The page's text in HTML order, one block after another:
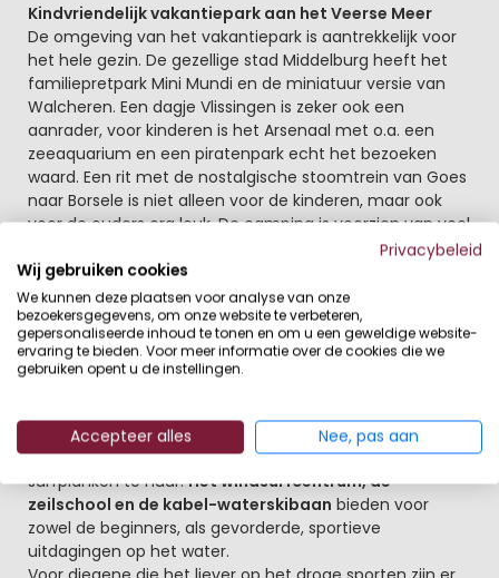
Kindvriendelijk vakantiepark aan het Veerse Meer
De omgeving van het vakantiepark is aantrekkelijk voor
het hele gezin. De gezellige stad Middelburg heeft het
familiepretpark Mini Mundi en de miniatuur versie van
Walcheren. Een dagje Vlissingen is zeker ook een
aanrader, voor kinderen is het Arsenaal met o.a. een
zeeaquarium en een piratenpark echt het bezoeken
waard. Een rit met de nostalgische stoomtrein van Goes
naar Borsele is niet alleen voor de kinderen, maar ook
voor de ouders erg leuk. De camping is voorzien van veel
het verwarmde zwembad
met glijbanen, stroomversnellingen en een waterval.
Voor de jongste bezoekers is er een apart peuterbad. In
het hoogseizoen is er voor de kinderen een
recreatieteam die speurtochten, filmavonden en
waterspellen organiseren. Verder zijn er over het hele
Voor de oudere jeugd zijn er kano’s, zeilboten en
surfplanken te huur.Het windsurfcentrum, de
zeilschool en de kabel-waterskibaan bieden voor
zowel de beginners, als gevorderde, sportieve
uitdagingen op het water.
Privacybeleid
Wij gebruiken cookies
We kunnen deze plaatsen voor analyse van onze
bezoekersgegevens, om onze website te verbeteren,
gepersonaliseerde inhoud te tonen en om u een geweldige website-
ervaring te bieden. Voor meer informatie over de cookies die we
gebruiken opent u de instellingen.
Accepteer alles Nee, pas aan